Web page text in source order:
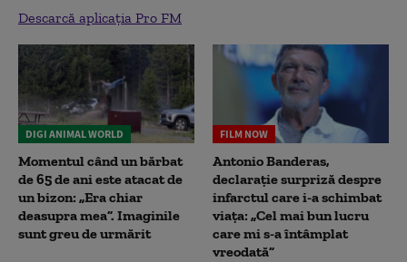
Descarcă aplicația Pro FM
DIGI ANIMAL WORLD
Momentul când un bărbat
de 65 de ani este atacat de
un bizon: „Era chiar
deasupra mea”. Imaginile
sunt greu de urmărit
FILM NOW
Antonio Banderas,
declarație surpriză despre
infarctul care i-a schimbat
viața: „Cel mai bun lucru
care mi s-a întâmplat
vreodată”